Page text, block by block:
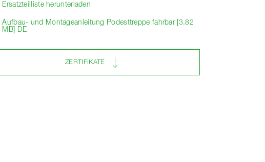
Ersatzteilliste herunterladen
Aufbau- und Montageanleitung Podesttreppe fahrbar [3.82
MB] DE
ZERTIFIKATE